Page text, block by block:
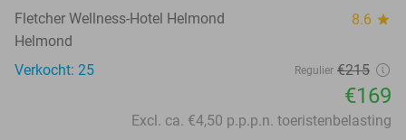
Fletcher Wellness-Hotel Helmond 8.6 star
Helmond
Verkocht: 25
Regulier €215
€169
Excl. ca. €4,50 p.p.p.n. toeristenbelasting